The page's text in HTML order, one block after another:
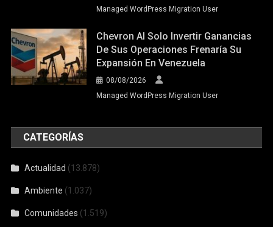
Managed WordPress Migration User
Chevron Al Solo Invertir Ganancias
De Sus Operaciones Frenaría Su
Expansión En Venezuela
08/08/2026
Managed WordPress Migration User
CATEGORÍAS
Actualidad (13.878)
Ambiente (1.037)
Comunidades (1.519)